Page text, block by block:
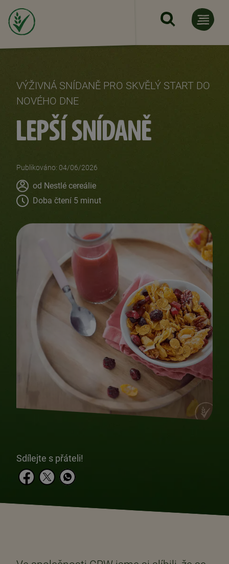
Přejít k hlavnímu obsahu
VÝŽIVNÁ SNÍDANĚ PRO SKVĚLÝ START DO
NOVÉHO DNE
LEPŠÍ SNÍDANĚ
Publikováno: 04/06/2026
Author
od Nestlé cereálie
Doba čtení 5 minut
Sdílejte s přáteli!